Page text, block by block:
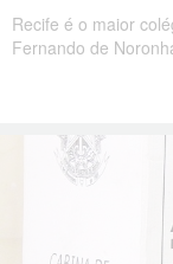
Recife é o maior
Fernando de